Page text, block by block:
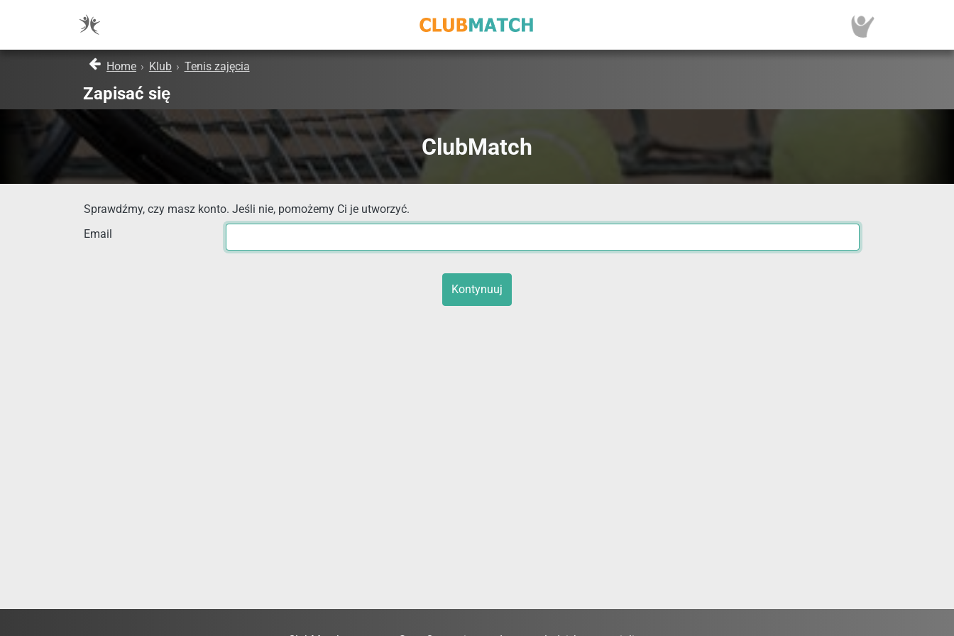
Home › Klub › Tenis zajęcia
Zapisać się
ClubMatch
Sprawdźmy, czy masz konto. Jeśli nie, pomożemy Ci je utworzyć.
Email
Kontynuuj